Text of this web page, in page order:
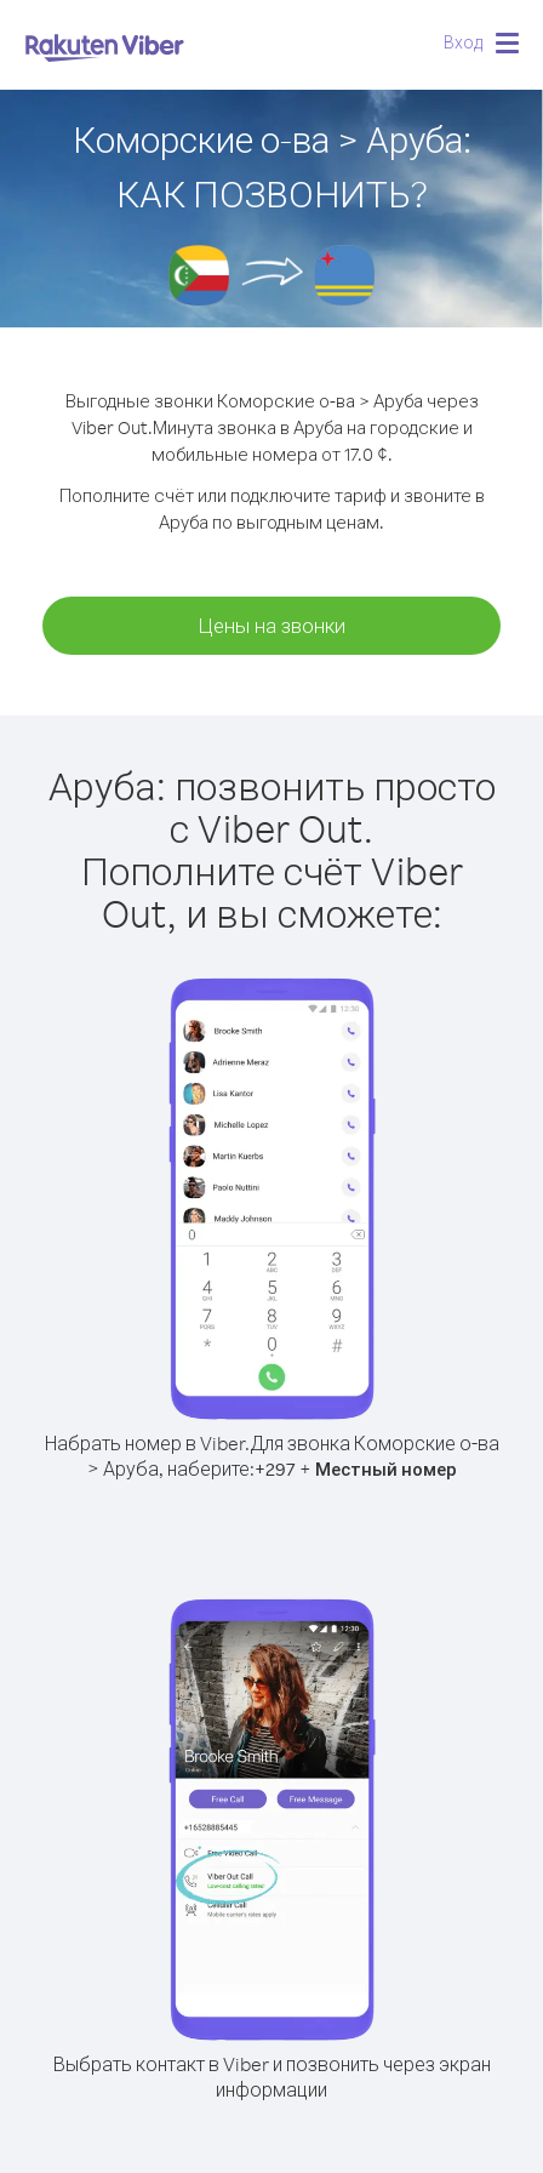
Вход
Коморские о-ва > Аруба:
КАК ПОЗВОНИТЬ?
Выгодные звонки Коморские о-ва > Аруба через
Viber Out.Минута звонка в Аруба на городские и
мобильные номера от 17.0 ¢.
Пополните счёт или подключите тариф и звоните в
Аруба по выгодным ценам.
Цены на звонки
Аруба: позвонить просто
с Viber Out.
Пополните счёт Viber
Out, и вы сможете:
Набрать номер в Viber.Для звонка Коморские о-ва
> Аруба, наберите:+297+ Местный номер
Выбрать контакт в Viber и позвонить через экран
информации